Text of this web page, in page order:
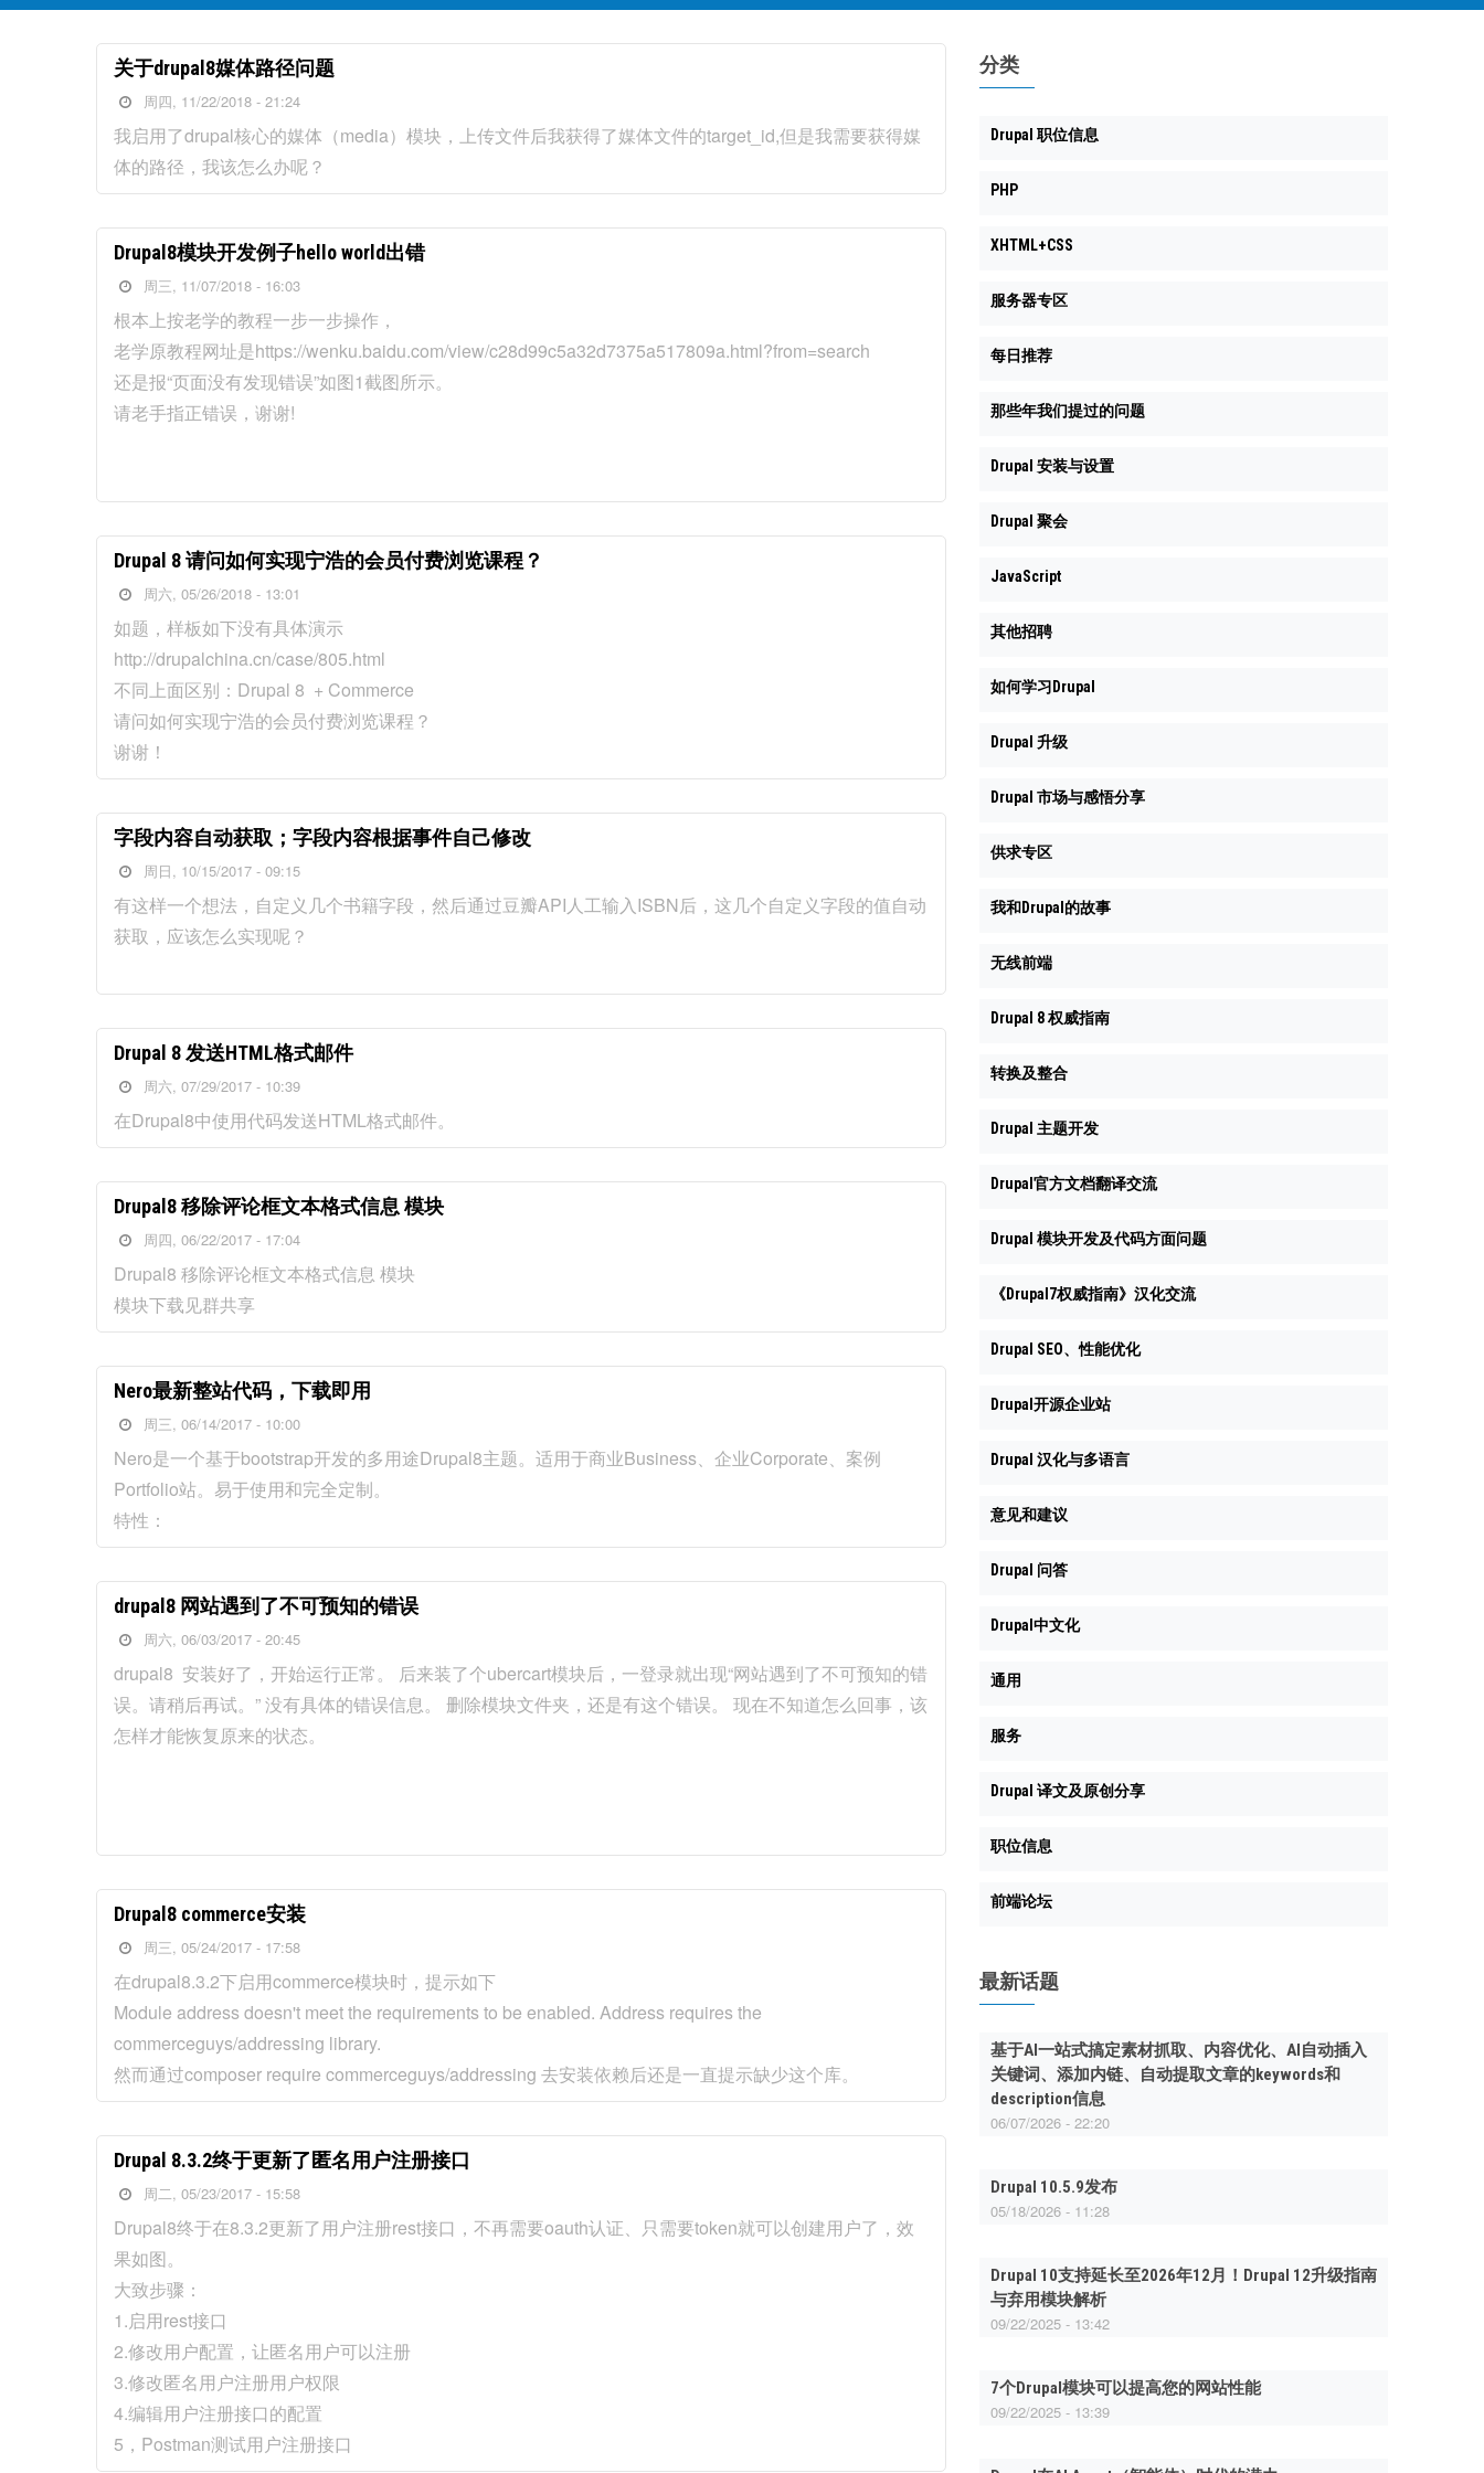
关于drupal8媒体路径问题
周四, 11/22/2018 - 21:24
我启用了drupal核心的媒体（media）模块，上传文件后我获得了媒体文件的target_id,但是我需要获得媒
体的路径，我该怎么办呢？
Drupal8模块开发例子hello world出错
周三, 11/07/2018 - 16:03
根本上按老学的教程一步一步操作，
老学原教程网址是https://wenku.baidu.com/view/c28d99c5a32d7375a517809a.html?from=search
还是报“页面没有发现错误”如图1截图所示。
请老手指正错误，谢谢!
Drupal 8 请问如何实现宁浩的会员付费浏览课程？
周六, 05/26/2018 - 13:01
如题，样板如下没有具体演示
http://drupalchina.cn/case/805.html
不同上面区别：Drupal 8 + Commerce
请问如何实现宁浩的会员付费浏览课程？
谢谢！
字段内容自动获取；字段内容根据事件自己修改
周日, 10/15/2017 - 09:15
有这样一个想法，自定义几个书籍字段，然后通过豆瓣API人工输入ISBN后，这几个自定义字段的值自动
获取，应该怎么实现呢？
Drupal 8 发送HTML格式邮件
周六, 07/29/2017 - 10:39
在Drupal8中使用代码发送HTML格式邮件。
Drupal8 移除评论框文本格式信息 模块
周四, 06/22/2017 - 17:04
Drupal8 移除评论框文本格式信息 模块
模块下载见群共享
Nero最新整站代码，下载即用
周三, 06/14/2017 - 10:00
Nero是一个基于bootstrap开发的多用途Drupal8主题。适用于商业Business、企业Corporate、案例
Portfolio站。易于使用和完全定制。
特性：
drupal8 网站遇到了不可预知的错误
周六, 06/03/2017 - 20:45
drupal8 安装好了，开始运行正常。 后来装了个ubercart模块后，一登录就出现“网站遇到了不可预知的错
误。请稍后再试。” 没有具体的错误信息。 删除模块文件夹，还是有这个错误。 现在不知道怎么回事，该
怎样才能恢复原来的状态。
Drupal8 commerce安装
周三, 05/24/2017 - 17:58
在drupal8.3.2下启用commerce模块时，提示如下
Module address doesn't meet the requirements to be enabled. Address requires the
commerceguys/addressing library.
然而通过composer require commerceguys/addressing 去安装依赖后还是一直提示缺少这个库。
Drupal 8.3.2终于更新了匿名用户注册接口
周二, 05/23/2017 - 15:58
Drupal8终于在8.3.2更新了用户注册rest接口，不再需要oauth认证、只需要token就可以创建用户了，效
果如图。
大致步骤：
1.启用rest接口
2.修改用户配置，让匿名用户可以注册
3.修改匿名用户注册用户权限
4.编辑用户注册接口的配置
5，Postman测试用户注册接口
分类
Drupal 职位信息
PHP
XHTML+CSS
服务器专区
每日推荐
那些年我们提过的问题
Drupal 安装与设置
Drupal 聚会
JavaScript
其他招聘
如何学习Drupal
Drupal 升级
Drupal 市场与感悟分享
供求专区
我和Drupal的故事
无线前端
Drupal 8 权威指南
转换及整合
Drupal 主题开发
Drupal官方文档翻译交流
Drupal 模块开发及代码方面问题
《Drupal7权威指南》汉化交流
Drupal SEO、性能优化
Drupal开源企业站
Drupal 汉化与多语言
意见和建议
Drupal 问答
Drupal中文化
通用
服务
Drupal 译文及原创分享
职位信息
前端论坛
最新话题
基于AI一站式搞定素材抓取、内容优化、AI自动插入
关键词、添加内链、自动提取文章的keywords和
description信息
06/07/2026 - 22:20
Drupal 10.5.9发布
05/18/2026 - 11:28
Drupal 10支持延长至2026年12月！Drupal 12升级指南
与弃用模块解析
09/22/2025 - 13:42
7个Drupal模块可以提高您的网站性能
09/22/2025 - 13:39